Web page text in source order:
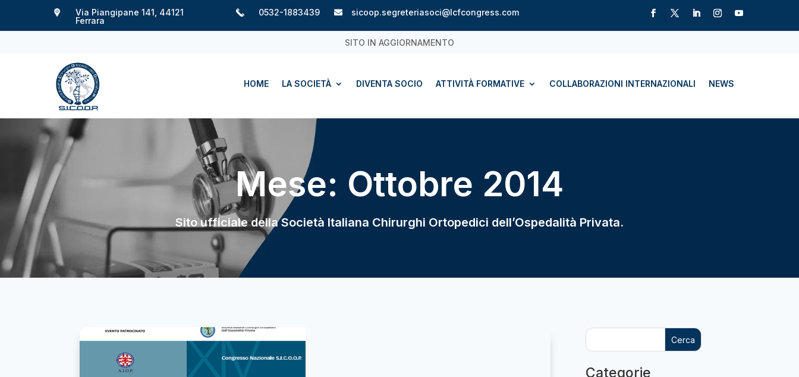
Via Piangipane 141, 44121
Ferrara
0532-1883439  sicoop.segreteriasoci@lcfcongress.com
SITO IN AGGIORNAMENTO
HOME LA SOCIETÀ DIVENTA SOCIO ATTIVITÀ FORMATIVE COLLABORAZIONI INTERNAZIONALI NEWS
Mese: Ottobre 2014
Sito ufficiale della Società Italiana Chirurghi Ortopedici dell’Ospedalità Privata.
Cerca
Categorie